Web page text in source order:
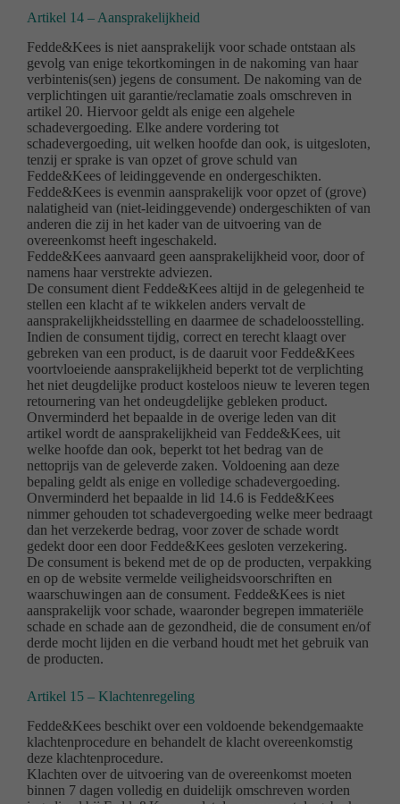
Artikel 14 – Aansprakelijkheid
Fedde&Kees is niet aansprakelijk voor schade ontstaan als
gevolg van enige tekortkomingen in de nakoming van haar
verbintenis(sen) jegens de consument. De nakoming van de
verplichtingen uit garantie/reclamatie zoals omschreven in
artikel 20. Hiervoor geldt als enige een algehele
schadevergoeding. Elke andere vordering tot
schadevergoeding, uit welken hoofde dan ook, is uitgesloten,
tenzij er sprake is van opzet of grove schuld van
Fedde&Kees of leidinggevende en ondergeschikten.
Fedde&Kees is evenmin aansprakelijk voor opzet of (grove)
nalatigheid van (niet-leidinggevende) ondergeschikten of van
anderen die zij in het kader van de uitvoering van de
overeenkomst heeft ingeschakeld.
Fedde&Kees aanvaard geen aansprakelijkheid voor, door of
namens haar verstrekte adviezen.
De consument dient Fedde&Kees altijd in de gelegenheid te
stellen een klacht af te wikkelen anders vervalt de
aansprakelijkheidsstelling en daarmee de schadeloosstelling.
Indien de consument tijdig, correct en terecht klaagt over
gebreken van een product, is de daaruit voor Fedde&Kees
voortvloeiende aansprakelijkheid beperkt tot de verplichting
het niet deugdelijke product kosteloos nieuw te leveren tegen
retournering van het ondeugdelijke gebleken product.
Onverminderd het bepaalde in de overige leden van dit
artikel wordt de aansprakelijkheid van Fedde&Kees, uit
welke hoofde dan ook, beperkt tot het bedrag van de
nettoprijs van de geleverde zaken. Voldoening aan deze
bepaling geldt als enige en volledige schadevergoeding.
Onverminderd het bepaalde in lid 14.6 is Fedde&Kees
nimmer gehouden tot schadevergoeding welke meer bedraagt
dan het verzekerde bedrag, voor zover de schade wordt
gedekt door een door Fedde&Kees gesloten verzekering.
De consument is bekend met de op de producten, verpakking
en op de website vermelde veiligheidsvoorschriften en
waarschuwingen aan de consument. Fedde&Kees is niet
aansprakelijk voor schade, waaronder begrepen immateriële
schade en schade aan de gezondheid, die de consument en/of
derde mocht lijden en die verband houdt met het gebruik van
de producten.
Artikel 15 – Klachtenregeling
Fedde&Kees beschikt over een voldoende bekendgemaakte
klachtenprocedure en behandelt de klacht overeenkomstig
deze klachtenprocedure.
Klachten over de uitvoering van de overeenkomst moeten
binnen 7 dagen volledig en duidelijk omschreven worden